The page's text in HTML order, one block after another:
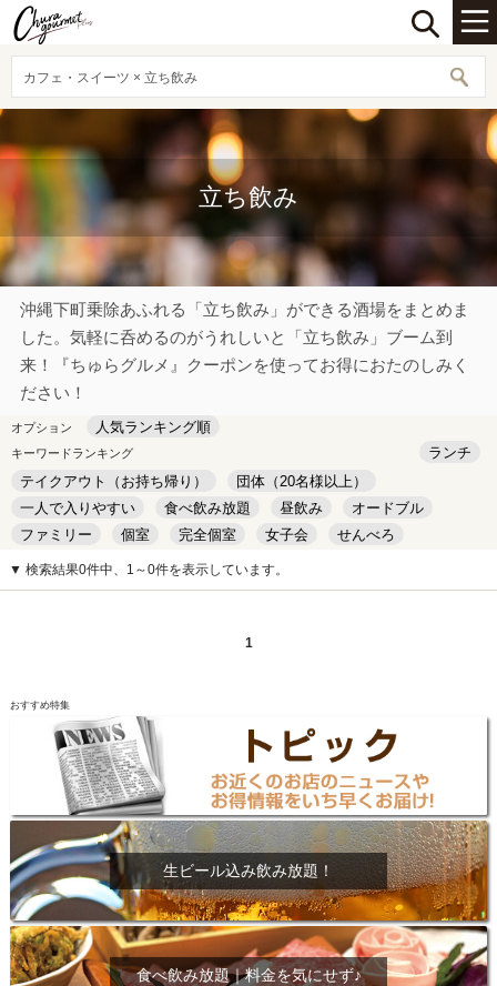
カフェ・スイーツ × 立ち飲み
立ち飲み
沖縄下町乗除あふれる「立ち飲み」ができる酒場をまとめま
した。気軽に呑めるのがうれしいと「立ち飲み」ブーム到
来！『ちゅらグルメ』クーポンを使ってお得におたのしみく
ださい！
オプション 人気ランキング順
キーワードランキング
ランチ
テイクアウト（お持ち帰り）
団体（20名様以上）
一人で入りやすい
食べ飲み放題 昼飲み
オードブル
ファミリー
個室 完全個室 女子会
せんべろ
キッズルーム
安い デート
▼ 検索結果0件中、1～0件を表示しています。
1
おすすめ特集
生ビール込み飲み放題！
食べ飲み放題｜料金を気にせず♪